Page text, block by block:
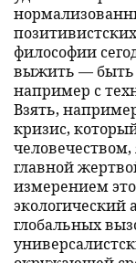
философии
выжить — быть
например с
Взять,
кризис,
главной
измерением
экологический
глобальных